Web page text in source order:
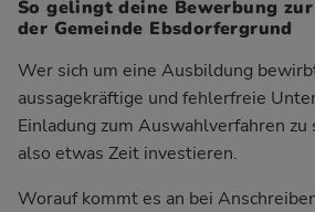
So gelingt deine Bewerbung
der Gemeinde Ebsdorfergrund
Wer sich um eine Ausbildung
aussagekräftige und fehlerfreie
Einladung zum Auswahlverfahren
also etwas Zeit investieren.
Worauf kommt es an bei